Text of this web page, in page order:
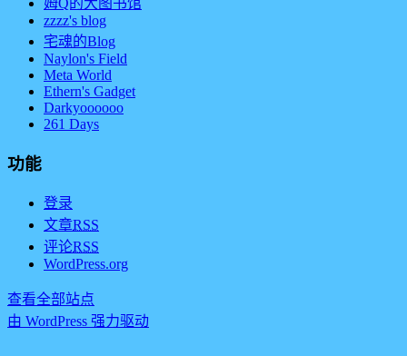
zzzz's blog
宅魂的Blog
Naylon's Field
Meta World
Ethern's Gadget
Darkyoooooo
261 Days
功能
登录
文章RSS
评论RSS
WordPress.org
查看全部站点
由 WordPress 强力驱动